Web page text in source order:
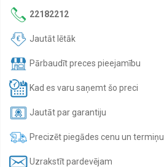
automašīnām
Pagrieziena
lukturi
kravas
automašīnām
Papildlukturi
Spārni
Spārnu
sargi
arkas
22182212
Jautāt lētāk
Pārbaudīt preces pieejamību
Kad es varu saņemt šo preci
Jautāt par garantiju
Precizēt piegādes cenu un termiņu
Uzrakstīt pardevējam